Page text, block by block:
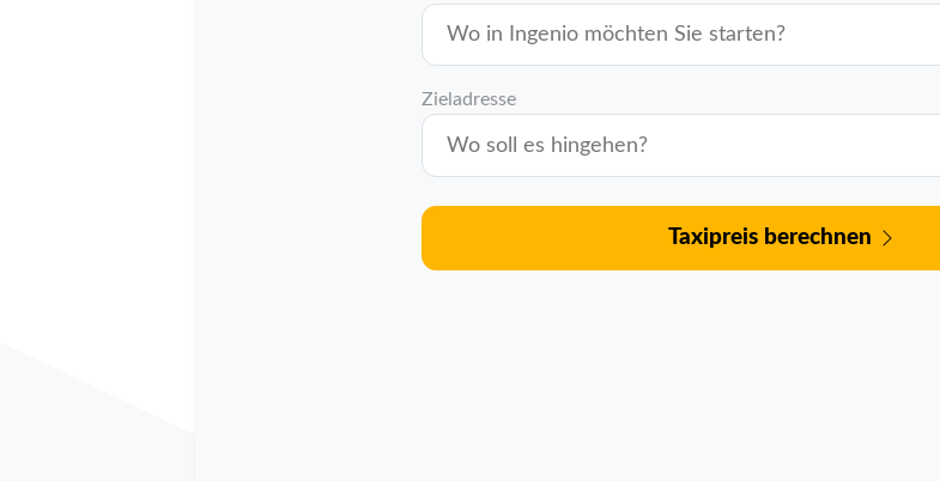
Zieladresse
Taxipreis berechnen